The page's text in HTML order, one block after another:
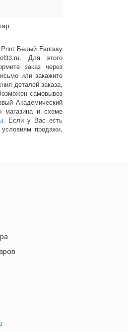
Белый Fantasy
Для этого
заказ через
или закажите
деталей заказа,
самовывоз
Академический
и схеме
. Если у Вас есть
продажи,